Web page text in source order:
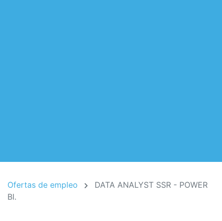
Ofertas de empleo
DATA ANALYST SSR - POWER
BI.